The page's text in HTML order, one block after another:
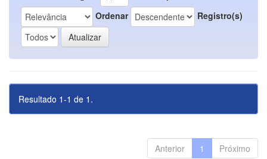
Ordenar
Registro(s)
Resultado 1-1 de 1.
Anterior 1 Próximo